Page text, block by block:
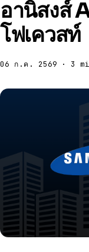
อานิสงส์
โฟเควสท์
06 ก.ค. 2569 · 3